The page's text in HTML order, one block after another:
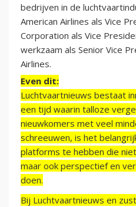
bedrijven in de
American Airlines als Vice
Corporation als Vice
werkzaam als Senior Vice
Airlines.
Even dit:
Luchtvaartnieuws bestaat
een tijd waarin talloze
nieuwkomers met veel
schreeuwen, is het
platforms te hebben die
maar ook perspectief en
doen.
Bij Luchtvaartnieuws en